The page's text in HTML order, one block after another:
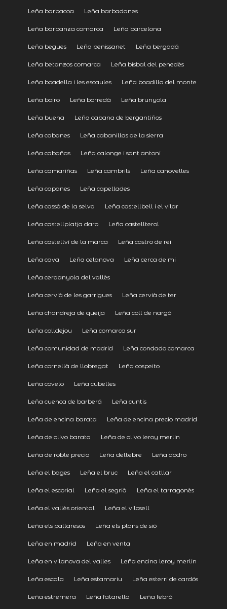
Leña barbacoa Leña barbadanes
Leña barbanza comarca Leña barcelona
Leña begues Leña benissanet Leña bergadá
Leña betanzos comarca Leña bisbal del penedès
Leña boadella i les escaules Leña boadilla del monte
Leña boiro Leña borredà Leña brunyola
Leña buena Leña cabana de bergantiños
Leña cabanes Leña cabanillas de la sierra
Leña cabañas Leña calonge i sant antoni
Leña camariñas Leña cambrils Leña canovelles
Leña capanes Leña capellades
Leña cassà de la selva Leña castellbell i el vilar
Leña castellplatja daro Leña castellterol
Leña castellví de la marca Leña castro de rei
Leña cava Leña celanova Leña cerca de mi
Leña cerdanyola del vallès
Leña cervià de les garrigues Leña cervià de ter
Leña chandreja de queija Leña coll de nargó
Leña colldejou Leña comarca sur
Leña comunidad de madrid Leña condado comarca
Leña cornellà de llobregat Leña cospeito
Leña covelo Leña cubelles
Leña cuenca de barberá Leña cuntis
Leña de encina barata Leña de encina precio madrid
Leña de olivo barata Leña de olivo leroy merlin
Leña de roble precio Leña deltebre Leña dodro
Leña el bages Leña el bruc Leña el catllar
Leña el escorial Leña el segrià Leña el tarragonès
Leña el vallès oriental Leña el vilosell
Leña els pallaresos Leña els plans de sió
Leña en madrid Leña en venta
Leña en vilanova del valles Leña encina leroy merlin
Leña escala Leña estamariu Leña esterri de cardós
Leña estremera Leña fatarella Leña febró